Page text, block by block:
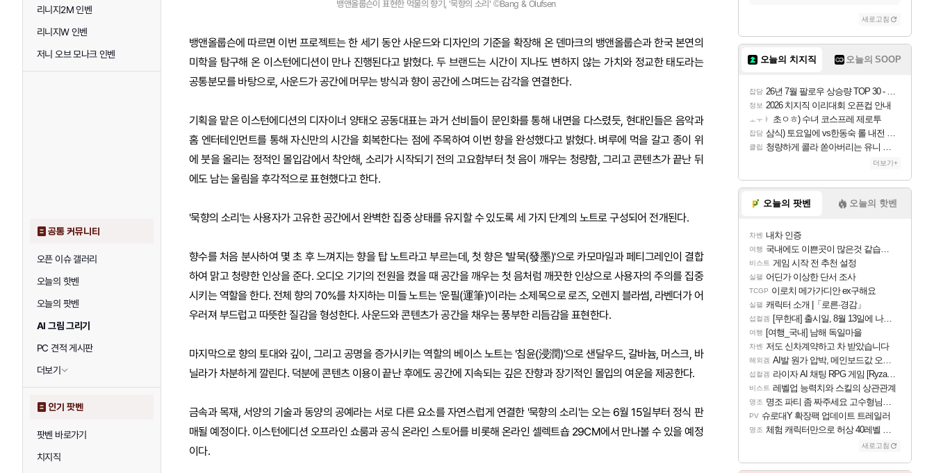
리니지2M 인벤
리니지W 인벤
저니 오브 모나크 인벤
공통 커뮤니티
오픈 이슈 갤러리
오늘의 핫벤
오늘의 팟벤
AI 그림 그리기
PC 견적 게시판
더보기
인기 팟벤
팟벤 바로가기
치지직
뱅앤올룹슨이 표현한 먹물의 향기, '묵향의 소리' ©Bang & Olufsen
뱅앤올룹슨에 따르면 이번 프로젝트는 한 세기 동안 사운드와 디자인의 기준을 확장해 온 덴마크의 뱅앤올룹슨과 한국 본연의
미학을 탐구해 온 이스턴에디션이 만나 진행된다고 밝혔다. 두 브랜드는 시간이 지나도 변하지 않는 가치와 정교한 태도라는
공통분모를 바탕으로, 사운드가 공간에 머무는 방식과 향이 공간에 스며드는 감각을 연결한다.
기획을 맡은 이스턴에디션의 디자이너 양태오 공동대표는 과거 선비들이 문인화를 통해 내면을 다스렸듯, 현대인들은 음악과
홈 엔터테인먼트를 통해 자신만의 시간을 회복한다는 점에 주목하여 이번 향을 완성했다고 밝혔다. 벼루에 먹을 갈고 종이 위
에 붓을 올리는 정적인 몰입감에서 착안해, 소리가 시작되기 전의 고요함부터 첫 음이 깨우는 청량함, 그리고 콘텐츠가 끝난 뒤
에도 남는 울림을 후각적으로 표현했다고 한다.
'묵향의 소리'는 사용자가 고유한 공간에서 완벽한 집중 상태를 유지할 수 있도록 세 가지 단계의 노트로 구성되어 전개된다.
향수를 처음 분사하여 몇 초 후 느껴지는 향을 탑 노트라고 부르는데, 첫 향은 '발묵(發墨)'으로 카모마일과 페티그레인이 결합
하여 맑고 청량한 인상을 준다. 오디오 기기의 전원을 켰을 때 공간을 깨우는 첫 음처럼 깨끗한 인상으로 사용자의 주의를 집중
시키는 역할을 한다. 전체 향의 70%를 차지하는 미들 노트는 '운필(運筆)'이라는 소제목으로 로즈, 오렌지 블라썸, 라벤더가 어
우러져 부드럽고 따뜻한 질감을 형성한다. 사운드와 콘텐츠가 공간을 채우는 풍부한 리듬감을 표현한다.
마지막으로 향의 토대와 깊이, 그리고 공명을 증가시키는 역할의 베이스 노트는 '침윤(浸潤)'으로 샌달우드, 갈바늄, 머스크, 바
닐라가 차분하게 깔린다. 덕분에 콘텐츠 이용이 끝난 후에도 공간에 지속되는 깊은 잔향과 장기적인 몰입의 여운을 제공한다.
금속과 목재, 서양의 기술과 동양의 공예라는 서로 다른 요소를 자연스럽게 연결한 '묵향의 소리'는 오는 6월 15일부터 정식 판
매될 예정이다. 이스턴에디션 오프라인 쇼룸과 공식 온라인 스토어를 비롯해 온라인 셀렉트숍 29CM에서 만나볼 수 있을 예정
이다.
새로고침
오늘의 치지직 오늘의 SOOP
잡담 26년 7월 팔로우 상승량 TOP 30 - 월간 치지직
정보 2026 치지직 이리대회 오픈컵 안내
ㅗㅜㅑ 초ㅇㅎ) 수녀 코스프레 제로투
잡담 삼식) 토요일에 vs한동숙 롤 내전 예정
클립 청량하게 콜라 쏟아버리는 유니 ㅋㅋㅋ
더보기+
오늘의 팟벤 오늘의 핫벤
차벤 내차 인증
여행 국내에도 이쁜곳이 많은것 같습니다
비스트 게임 시작 전 추천 설정
실팰 어딘가 이상한 단서 조사
TCGP 이로치 메가가디안 ex구해요
실팰 캐릭터 소개 |「로른·경감」
섭컬겜 [무한대] 출시일, 8월 13일에 나오나
여행 [여행_국내] 남해 독일마을
차벤 저도 신차계약하고 차 받았습니다
해외겜 AI발 원가 압박, 메인보드값 오르나
섭컬겜 라이자 AI 채팅 RPG 게임 [RyzaChat: AI] 공개
비스트 레벨업 능력치와 스킬의 상관관계
명조 명조 파티 좀 짜주세요 고수형님들…
PV 슈로대Y 확장팩 업데이트 트레일러
명조 체험 캐릭터만으로 허상 40레벨 하이와티아 5분 컷!｜에이메스·린네·모니에 명함
새로고침